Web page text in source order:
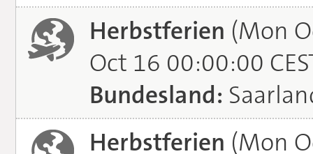
Herbstferien (Mon
Oct 16 00:00:00
Bundesland:
Herbstferien (Mon